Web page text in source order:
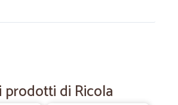
di Ricola